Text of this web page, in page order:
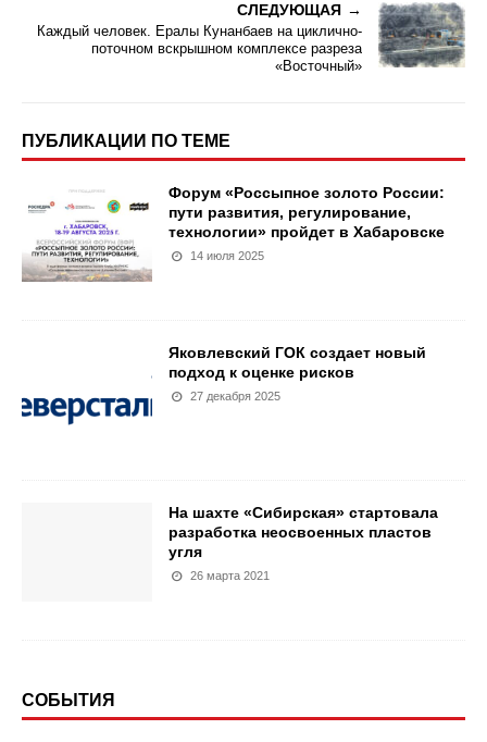
СЛЕДУЮЩАЯ
Каждый человек. Ералы Кунанбаев на циклично-
поточном вскрышном комплексе разреза
«Восточный»
ПУБЛИКАЦИИ ПО ТЕМЕ
Форум «Россыпное золото России:
пути развития, регулирование,
технологии» пройдет в Хабаровске
14 июля 2025
Яковлевский ГОК создает новый
подход к оценке рисков
27 декабря 2025
На шахте «Сибирская» стартовала
разработка неосвоенных пластов
угля
26 марта 2021
СОБЫТИЯ